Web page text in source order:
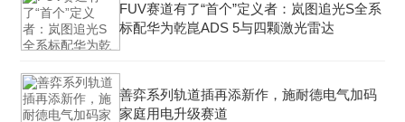
FUV赛道有了“首个”定义者：岚图追光S全系
标配华为乾崑ADS 5与四颗激光雷达
善弈系列轨道插再添新作，施耐德电气加码
家庭用电升级赛道